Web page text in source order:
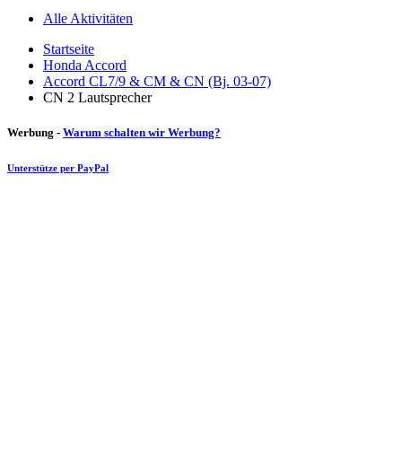
Alle Aktivitäten
Startseite
Honda Accord
Accord CL7/9 & CM & CN (Bj. 03-07)
CN 2 Lautsprecher
Werbung - Warum schalten wir Werbung?
Unterstütze per PayPal